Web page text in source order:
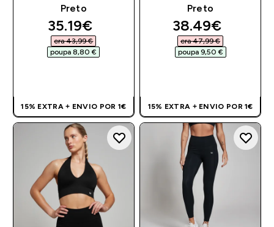
Preto
discounted price
35.19€‎
era 43,99 €‎
poupa 8,80 €‎
15% EXTRA + ENVIO POR 1€
Preto
discounted
38.49€‎
era 47,99 €‎
poupa 9,50 €‎
15% EXTRA + ENVIO POR 1€